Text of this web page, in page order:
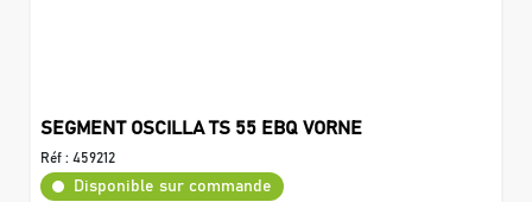
SEGMENT OSCILLA TS 55 EBQ VORNE
Réf : 459212
Disponible sur commande